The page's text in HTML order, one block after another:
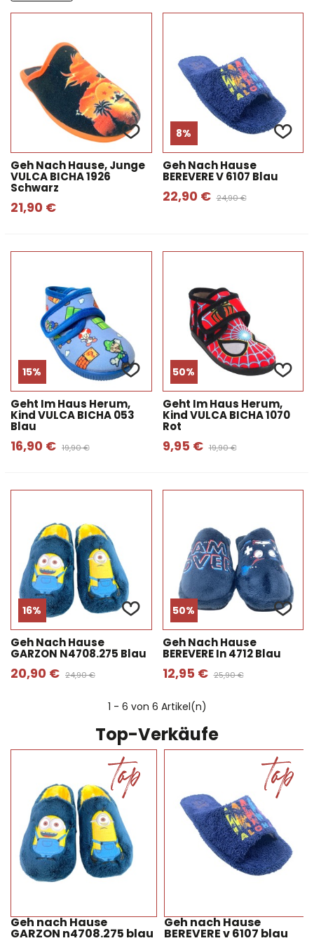
und das alles nur bei Bienve Calzados.
Geh Nach Hause, Junge
VULCA BICHA 1926
Schwarz
21,90 €
8%
Geh Nach Hause
BEREVERE V 6107 Blau
22,90 € 24,90 €
15%
Geht Im Haus Herum,
Kind VULCA BICHA 053
Blau
16,90 € 19,90 €
50%
Geht Im Haus Herum,
Kind VULCA BICHA 1070
Rot
9,95 € 19,90 €
16%
Geh Nach Hause
GARZON N4708.275 Blau
20,90 € 24,90 €
50%
Geh Nach Hause
BEREVERE In 4712 Blau
12,95 € 25,90 €
1 - 6 von 6 Artikel(n)
Top-Verkäufe
Geh nach Hause
GARZON n4708.275 blau
Geh nach Hause
BEREVERE v 6107 blau